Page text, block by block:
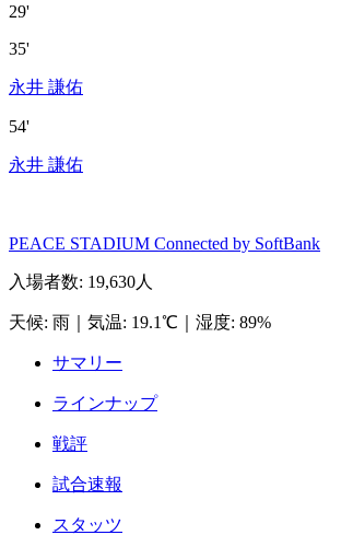
29'
35'
永井 謙佑
54'
永井 謙佑
PEACE STADIUM Connected by SoftBank
入場者数: 19,630人
天候: 雨 気温: 19.1℃ 湿度: 89%
サマリー
ラインナップ
戦評
試合速報
スタッツ